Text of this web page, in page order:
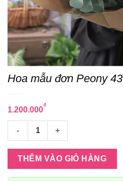
Hoa mẫu đơn Peony 43
1.200.000₫
Hoa mẫu đơn Peony 43 số lượng
THÊM VÀO GIỎ HÀNG